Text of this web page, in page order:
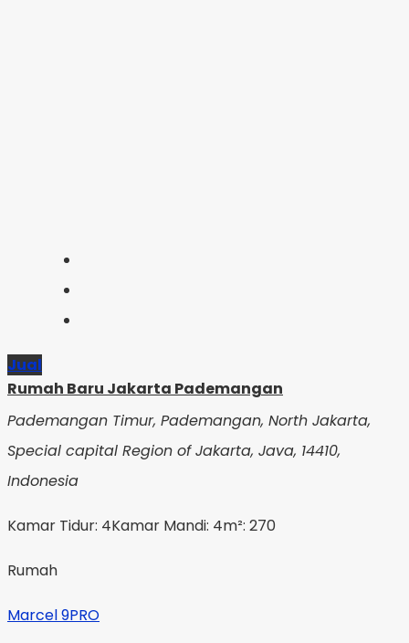
Jual
Rumah Baru Jakarta Pademangan
Pademangan Timur, Pademangan, North Jakarta,
Special capital Region of Jakarta, Java, 14410,
Indonesia
Kamar Tidur: 4Kamar Mandi: 4m²: 270
Rumah
Marcel 9PRO